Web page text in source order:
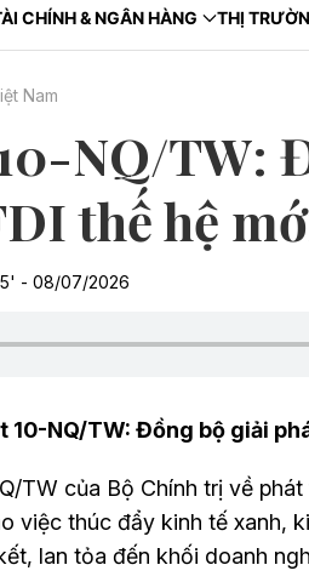
CHÍNH & NGÂN HÀNG THỊ
Nam
NQ/TW:
thế hệ
- 08/07/2026
10-NQ/TW: Đồng bộ giải
TW của Bộ Chính trị về
việc thúc đẩy kinh tế xanh,
lan tỏa đến khối doanh